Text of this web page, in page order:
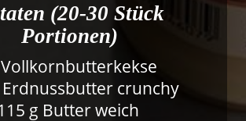
(20-30 Stück
Portionen)
Erdnussbutter crunchy
g Butter weich